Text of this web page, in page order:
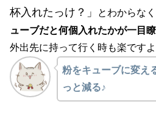
杯入れたっけ？」
とわからな
ューブだと何個入れたかが一目
外出先に持って行く時も楽です
粉をキューブに変え
っと減る♪